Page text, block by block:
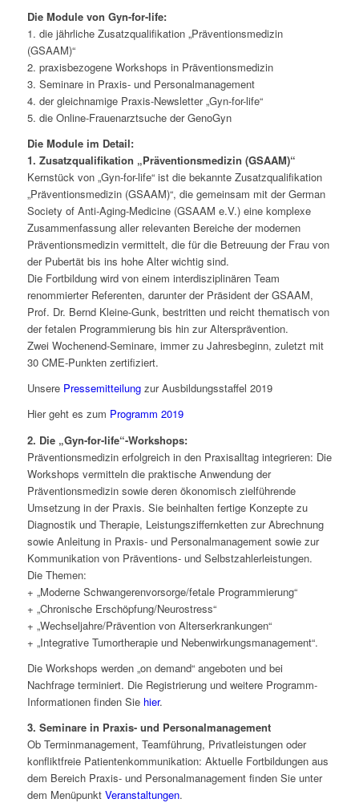
Die Module von Gyn-for-life:
1. die jährliche Zusatzqualifikation „Präventionsmedizin
(GSAAM)“
2. praxisbezogene Workshops in Präventionsmedizin
3. Seminare in Praxis- und Personalmanagement
4. der gleichnamige Praxis-Newsletter „Gyn-for-life“
5. die Online-Frauenarztsuche der GenoGyn
Die Module im Detail:
1. Zusatzqualifikation „Präventionsmedizin (GSAAM)“
Kernstück von „Gyn-for-life“ ist die bekannte Zusatzqualifikation
„Präventionsmedizin (GSAAM)“, die gemeinsam mit der German
Society of Anti-Aging-Medicine (GSAAM e.V.) eine komplexe
Zusammenfassung aller relevanten Bereiche der modernen
Präventionsmedizin vermittelt, die für die Betreuung der Frau von
der Pubertät bis ins hohe Alter wichtig sind.
Die Fortbildung wird von einem interdisziplinären Team
renommierter Referenten, darunter der Präsident der GSAAM,
Prof. Dr. Bernd Kleine-Gunk, bestritten und reicht thematisch von
der fetalen Programmierung bis hin zur Altersprävention.
Zwei Wochenend-Seminare, immer zu Jahresbeginn, zuletzt mit
30 CME-Punkten zertifiziert.
Unsere Pressemitteilungzur Ausbildungsstaffel 2019
Hier geht es zum Programm 2019
2. Die „Gyn-for-life“-Workshops:
Präventionsmedizin erfolgreich in den Praxisalltag integrieren: Die
Workshops vermitteln die praktische Anwendung der
Präventionsmedizin sowie deren ökonomisch zielführende
Umsetzung in der Praxis. Sie beinhalten fertige Konzepte zu
Diagnostik und Therapie, Leistungsziffernketten zur Abrechnung
sowie Anleitung in Praxis- und Personalmanagement sowie zur
Kommunikation von Präventions- und Selbstzahlerleistungen.
Die Themen:
+ „Moderne Schwangerenvorsorge/fetale Programmierung“
+ „Chronische Erschöpfung/Neurostress“
+ „Wechseljahre/Prävention von Alterserkrankungen“
+ „Integrative Tumortherapie und Nebenwirkungsmanagement“.
Die Workshops werden „on demand“ angeboten und bei
Nachfrage terminiert. Die Registrierung und weitere Programm-
Informationen finden Sie hier.
3. Seminare in Praxis- und Personalmanagement
Ob Terminmanagement, Teamführung, Privatleistungen oder
konfliktfreie Patientenkommunikation: Aktuelle Fortbildungen aus
dem Bereich Praxis- und Personalmanagement finden Sie unter
dem Menüpunkt Veranstaltungen.